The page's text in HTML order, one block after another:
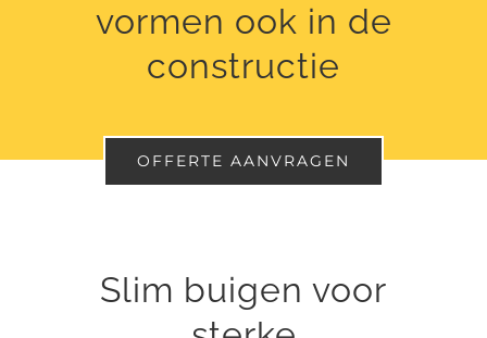
vormen ook in de
constructie
OFFERTE AANVRAGEN
Slim buigen voor